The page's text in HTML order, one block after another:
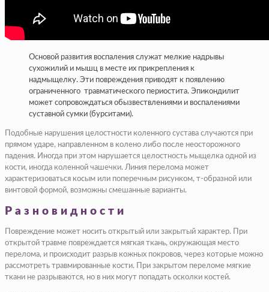
Основой развития воспаления служат мелкие надрывы
сухожилий и мышц в месте их прикрепления к
надмыщелку. Эти повреждения приводят к появлению
ограниченного травматического периостита. Эпикондилит
может сопровождаться обызвествлениями и воспалениями
суставной сумки (бурситами).
Подобные нарушения целостности коленного сустава случаются при
прямом ударе, направленном в колено либо после неосторожного
падения. Иногда при этом нарушается целостность мыщелка одной из
кости, иногда коленной чашечки. Линия перелома может
характеризоваться косым или поперечным рисунком, т-образной или
винтовой формой, возможны смешанные варианты.
Разновидности
Повреждение может носить открытый или закрытый характер. При
открытой травме повреждается мягкая ткань, окружающая место
перелома, и происходит разрыв кожных покровов, через которые можно
рассмотреть травмированные кости. При закрытом переломе мягкие
ткани не разрываются, но в них могут попадать осколки костей.